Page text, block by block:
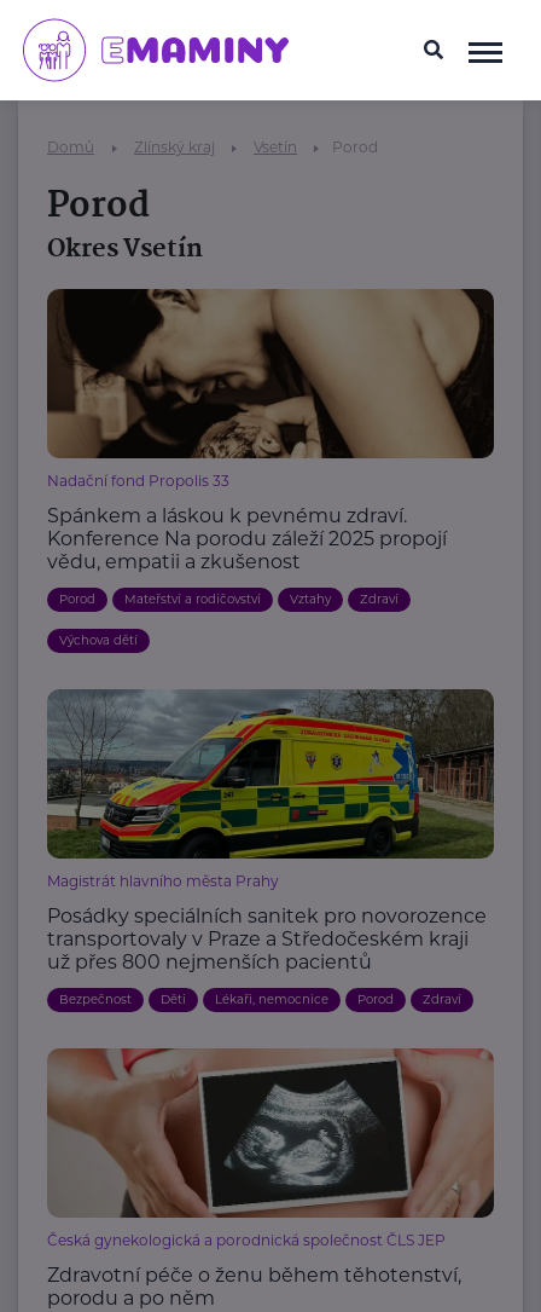
Domů Zlínský kraj Vsetín Porod
Porod
Okres Vsetín
Nadační fond Propolis 33
Spánkem a láskou k pevnému zdraví.
Konference Na porodu záleží 2025 propojí
vědu, empatii a zkušenost
Porod Mateřství a rodičovství Vztahy Zdraví
Výchova dětí
Magistrát hlavního města Prahy
Posádky speciálních sanitek pro novorozence
transportovaly v Praze a Středočeském kraji
už přes 800 nejmenších pacientů
Bezpečnost Děti Lékaři, nemocnice Porod Zdraví
Česká gynekologická a porodnická společnost ČLS JEP
Zdravotní péče o ženu během těhotenství,
porodu a po něm